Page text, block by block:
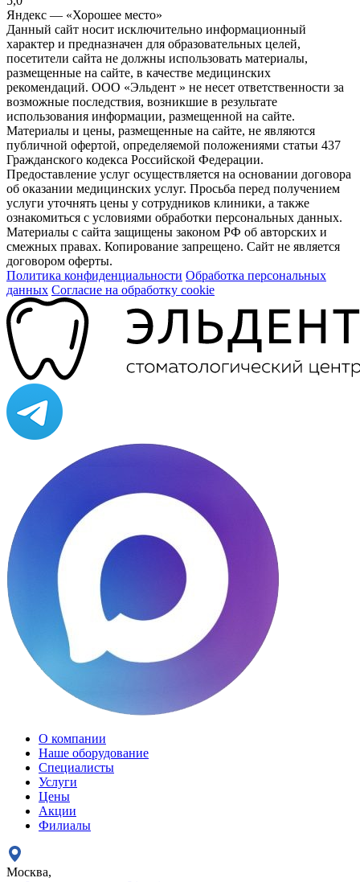
Яндекс — «Хорошее место»
Данный сайт носит исключительно информационный
характер и предназначен для образовательных целей,
посетители сайта не должны использовать материалы,
размещенные на сайте, в качестве медицинских
рекомендаций. ООО «Эльдент » не несет ответственности за
возможные последствия, возникшие в результате
использования информации, размещенной на сайте.
Материалы и цены, размещенные на сайте, не являются
публичной офертой, определяемой положениями статьи 437
Гражданского кодекса Российской Федерации.
Предоставление услуг осуществляется на основании договора
об оказании медицинских услуг. Просьба перед получением
услуги уточнять цены у сотрудников клиники, а также
ознакомиться с условиями обработки персональных данных.
Материалы с сайта защищены законом РФ об авторских и
смежных правах. Копирование запрещено. Сайт не является
договором оферты.
Политика конфиденциальности Обработка персональных
данных Согласие на обработку cookie
О компании
Наше оборудование
Специалисты
Услуги
Цены
Акции
Филиалы
Москва,